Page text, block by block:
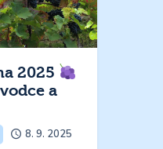
2025
a
8. 9. 2025